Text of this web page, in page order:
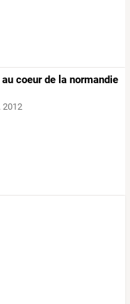
coeur de la normandie
2012